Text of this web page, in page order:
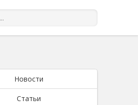
Новости
Статьи